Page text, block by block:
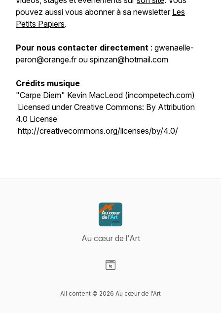
pouvez aussi vous abonner à sa newsletter Les
Petits Papiers.
Pour nous contacter directement : gwenaelle-
peron@orange.fr ou spinzan@hotmail.com
Crédits musique
"Carpe Diem" Kevin MacLeod (incompetech.com)
Licensed under Creative Commons: By Attribution
4.0 License
http://creativecommons.org/licenses/by/4.0/
Au cœur de l'Art
All content © 2026 Au cœur de l'Art